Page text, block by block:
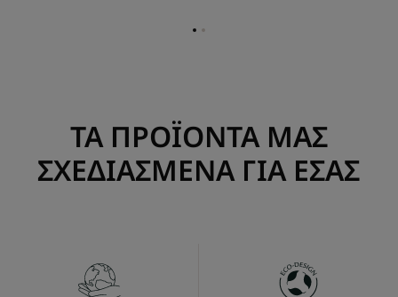
GoGo
ΤΑ ΠΡΟΪΟΝΤΑ ΜΑΣ
ΣΧΕΔΙΑΣΜΕΝΑ ΓΙΑ ΕΣΑΣ